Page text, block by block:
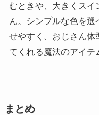
むときや、大きくス
ん。シンプルな色を
せやすく、おじさん
てくれる魔法のアイテ
まとめ